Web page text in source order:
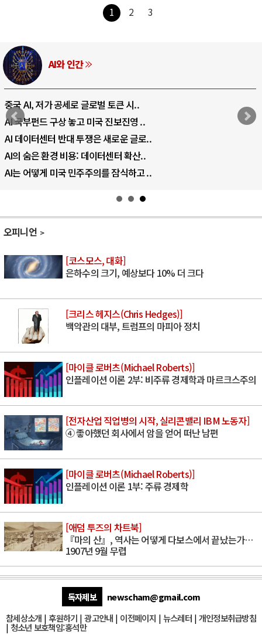
1 2 3
AI와 인간
중국 AI, 저가 공세로 글로벌 토큰 시..
AI 국부펀드 구상 놓고 미국 진보진영 ..
AI 데이터센터 반대 투쟁은 새로운 글로..
AI의 숨은 환경 비용: 데이터센터 확산..
AI는 어떻게 미국 민주주의를 잠식하고 ..
오피니언
[코스모스, 대화]
은하수의 크기, 예상보다 10% 더 크다
[크리스 헤지스(Chris Hedges)]
백악관의 대부, 트럼프의 마피아 정치
[마이클 로버츠(Michael Roberts)]
인플레이션 이론 2부: 비주류 경제학과 마르크스주의
[전자산업 직업병의 시작, 실리콘밸리 IBM 노동자]
④ 좋아했던 회사에서 암을 얻어 떠난 남편
[마이클 로버츠(Michael Roberts)]
인플레이션 이론 1부: 주류 경제학
[애덤 투즈의 차트북]
『마의 산』, 역사는 어떻게 다보스에서 끝났는가…
1907년 9월 무렵
독자제보
newscham@gmail.com
참세상소개 | 후원하기 |광고안내 | 이전페이지 | 뉴스레터| 개인정보취급방침
| 청소년 보호책임:홍석만